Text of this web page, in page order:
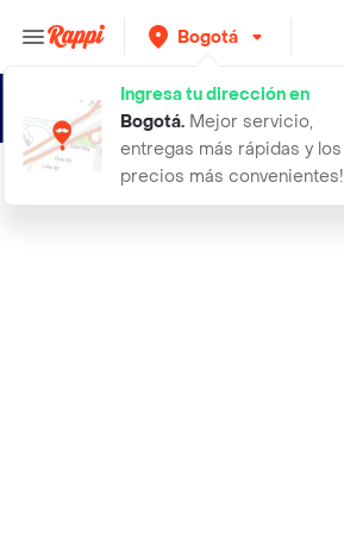
Bogotá
Ingresa tu dirección en
Bogotá. Mejor servicio,
entregas más rápidas y los
precios más convenientes!
a de coco natures heart agu